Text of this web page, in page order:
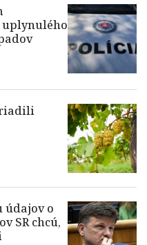
uplynulého
údajov o
SR chcú,